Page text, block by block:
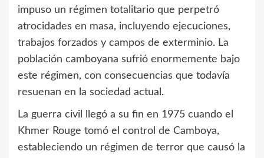
impuso un régimen totalitario que perpetró
atrocidades en masa, incluyendo ejecuciones,
trabajos forzados y campos de exterminio. La
población camboyana sufrió enormemente bajo
este régimen, con consecuencias que todavía
resuenan en la sociedad actual.
La guerra civil llegó a su fin en 1975 cuando el
Khmer Rouge tomó el control de Camboya,
estableciendo un régimen de terror que causó la